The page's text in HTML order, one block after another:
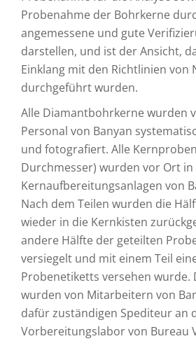
Probenahme der Bohrkerne
angemessene und gute
darstellen, und ist der Ansicht,
Einklang mit den Richtlinien von
durchgeführt wurden.
Alle Diamantbohrkerne wurden
Personal von Banyan
und fotografiert. Alle
Durchmesser) wurden vor Ort in
Kernaufbereitungsanlagen von
Nach dem Teilen wurden die
wieder in die Kernkisten
andere Hälfte der geteilten
versiegelt und mit einem Teil
Probenetiketts versehen wurde.
wurden von Mitarbeitern von
dafür zuständigen Spediteur an
Vorbereitungslabor von Bureau